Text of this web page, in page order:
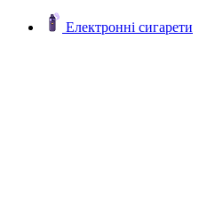
Електронні сигарети